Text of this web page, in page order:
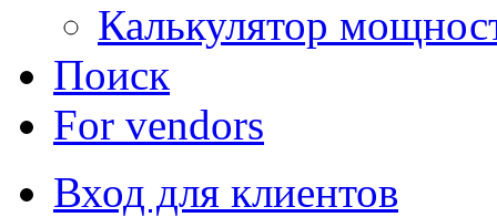
Калькулятор
Поиск
For vendors
Вход для клиентов